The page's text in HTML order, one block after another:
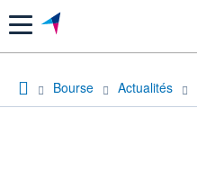
Menu
Bourse Actualités